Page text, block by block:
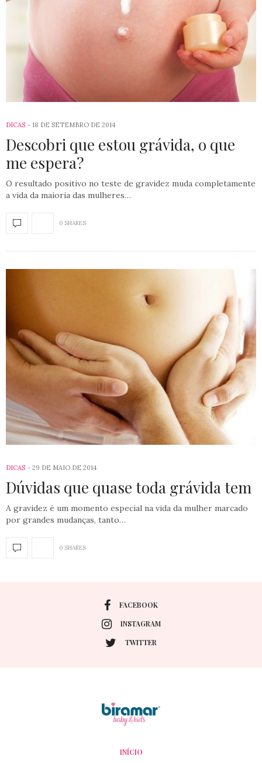
DICAS 18 DE SETEMBRO DE 2014
Descobri que estou grávida, o que
me espera?
O resultado positivo no teste de gravidez muda completamente
a vida da maioria das mulheres…
0 SHARES
DICAS 29 DE MAIO DE 2014
Dúvidas que quase toda grávida tem
A gravidez é um momento especial na vida da mulher marcado
por grandes mudanças, tanto…
0 SHARES
FACEBOOK
INSTAGRAM
TWITTER
INÍCIO